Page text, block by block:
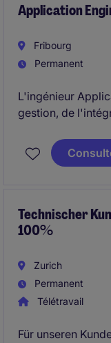
Application
Fribourg
Permanent
L'ingénieur
gestion, de
de la santé.
Technischer
100%
Zurich
Permanent
Télétravail
Für unseren